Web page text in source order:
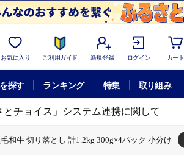
お気に入り ご利用ガイド 新規登録 ログイン カート
探す ランキング 特集 取り組み
とチョイス」システム連携に関して
和牛 切り落とし 計1.2kg 300g×4パック 小分け